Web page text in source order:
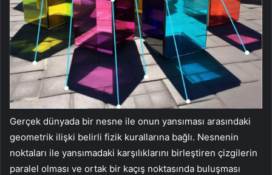
Gerçek dünyada bir nesne ile onun yansıması arasındaki
geometrik ilişki belirli fizik kurallarına bağlı. Nesnenin
noktaları ile yansımadaki karşılıklarını birleştiren çizgilerin
paralel olması ve ortak bir kaçış noktasında buluşması